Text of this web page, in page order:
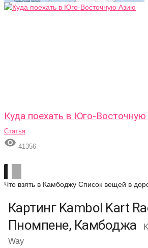
Куда поехать в Юго-
Статья
 41356
Что взять в Камбоджу Список вещей в
Картинг Kambol Kart
Пномпене, Камбоджа
Way